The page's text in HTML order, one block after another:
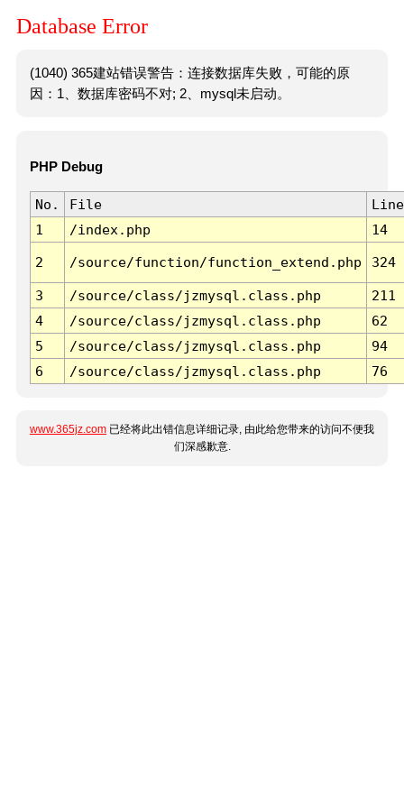
Database Error
(1040) 365建站错误警告：连接数据库失败，可能的原
因：1、数据库密码不对; 2、mysql未启动。
PHP Debug
No. File
Line
1
/index.php 14
2 /source/function/function_extend.php 324
3 /source/class/jzmysql.class.php
211
4
/source/class/jzmysql.class.php
62
5
/source/class/jzmysql.class.php
94
6
/source/class/jzmysql.class.php 76
www.365jz.com 已经将此出错信息详细记录, 由此给您带来的访问不便我
们深感歉意.